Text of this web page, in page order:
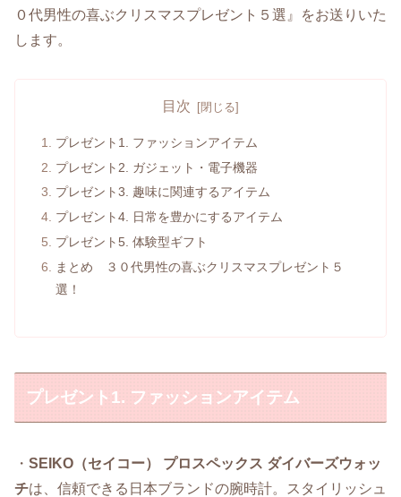
０代男性の喜ぶクリスマスプレゼント５選』をお送りいた
します。
目次
プレゼント1. ファッションアイテム
プレゼント2. ガジェット・電子機器
プレゼント3. 趣味に関連するアイテム
プレゼント4. 日常を豊かにするアイテム
プレゼント5. 体験型ギフト
まとめ ３０代男性の喜ぶクリスマスプレゼント５
選！
プレゼント1. ファッションアイテム
・ SEIKO（セイコー） プロスペックス ダイバーズウォッ
チは、信頼できる日本ブランドの腕時計。スタイリッシュ